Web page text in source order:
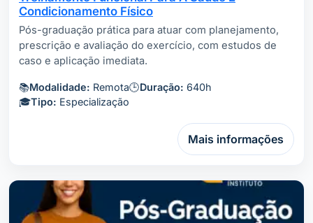
Condicionamento Físico
Pós-graduação prática para atuar com planejamento,
prescrição e avaliação do exercício, com estudos de
caso e aplicação imediata.
📚Modalidade: Remota🕒Duração: 640h
🎓Tipo: Especialização
Mais informações